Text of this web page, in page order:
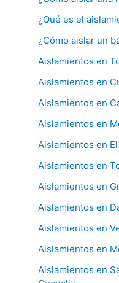
¿Qué es el
¿Cómo aislar un
Aislamientos en
Aislamientos en
Aislamientos en
Aislamientos en
Aislamientos en
Aislamientos en
Aislamientos en
Aislamientos en
Aislamientos en
Aislamientos en
Aislamientos en